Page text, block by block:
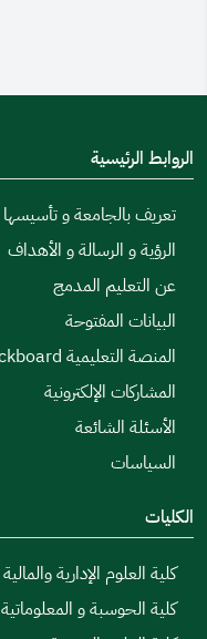
الروابط الرئيسية
تعريف بالجامعة و تأسيسها
الرؤية و الرسالة و الأهداف
عن التعليم المدمج
البيانات المفتوحة
المنصة التعليمية Blackboard
المشاركات الإلكترونية
الأسئلة الشائعة
السياسات
الكليات
كلية العلوم الإدارية والمالية
كلية الحوسبة و المعلوماتية